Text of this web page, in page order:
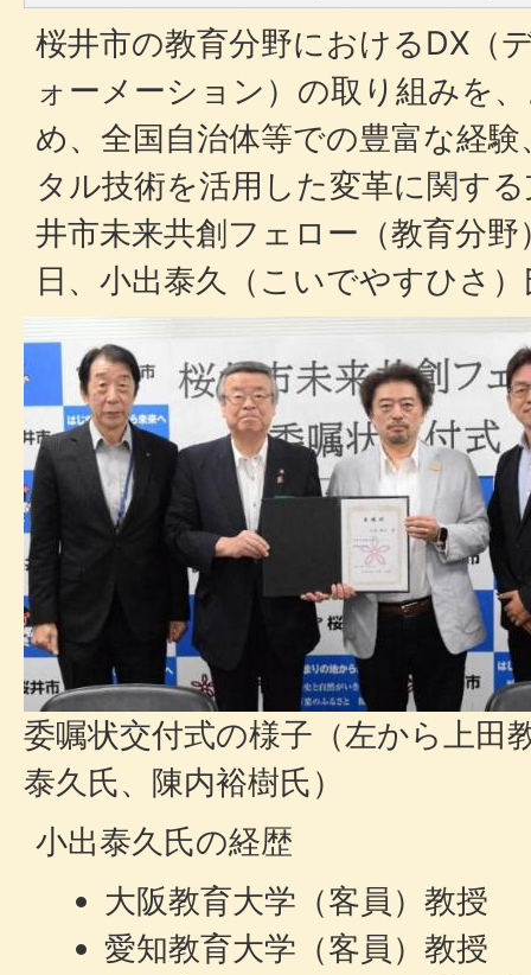
桜井市の教育分野におけるDX（
ォーメーション）の取り組みを
め、全国自治体等での豊富な経
タル技術を活用した変革に関す
井市未来共創フェロー（教育分
日、小出泰久（こいでやすひさ
委嘱状交付式の様子（左から上田
泰久氏、陳内裕樹氏）
小出泰久氏の経歴
大阪教育大学（客員）教授
愛知教育大学（客員）教授